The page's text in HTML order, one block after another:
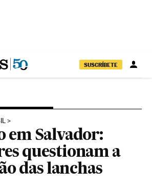
SUSCRÍBETE
em Salvador:
questionam a
das lanchas